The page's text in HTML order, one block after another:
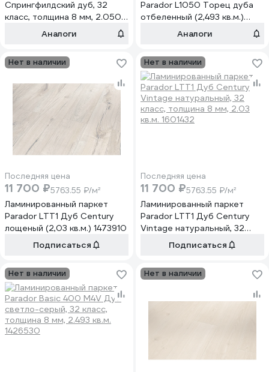
Спрингфилдский дуб, 32
класс, толщина 8 мм, 2.050
кв.м 129860Аналоги
Parador L1050 Торец дуба
отбеленный (2,493 кв.м.)
Аналоги
Нет в наличии
Последняя цена
11 700 ₽5763.55 ₽/м²
Ламинированный паркет
Parador LTT1 Дуб Century
лощеный (2,03 кв.м.) 1473910
Подписаться
Нет в наличии
Последняя цена
11 700 ₽5763.55 ₽/м²
Ламинированный паркет
Parador LTT1 Дуб Century
Vintage натуральный, 32
класс, толщина 8 мм, 2.03
кв.м. 1601432
Подписаться
Нет в наличии Нет в наличии